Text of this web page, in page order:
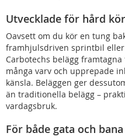
Utvecklade för hård
Oavsett om du kör en tung
framhjulsdriven sprintbil
Carbotechs belägg
många varv och upprepade
känsla. Beläggen ger
än traditionella belägg –
vardagsbruk.
För både gata och bana